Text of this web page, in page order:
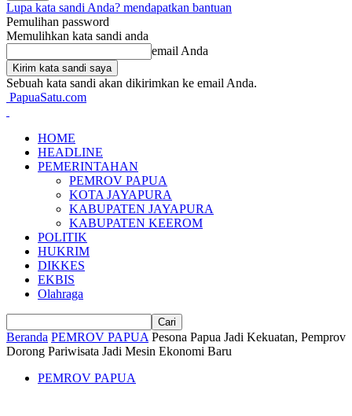
Lupa kata sandi Anda? mendapatkan bantuan
Pemulihan password
Memulihkan kata sandi anda
email Anda
Sebuah kata sandi akan dikirimkan ke email Anda.
PapuaSatu.com
HOME
HEADLINE
PEMERINTAHAN
PEMROV PAPUA
KOTA JAYAPURA
KABUPATEN JAYAPURA
KABUPATEN KEEROM
POLITIK
HUKRIM
DIKKES
EKBIS
Olahraga
Beranda PEMROV PAPUA Pesona Papua Jadi Kekuatan, Pemprov
Dorong Pariwisata Jadi Mesin Ekonomi Baru
PEMROV PAPUA